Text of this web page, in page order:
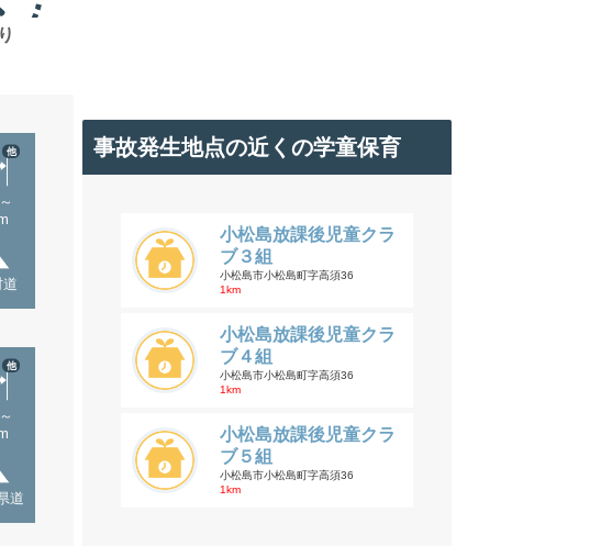
他
他
道
事故発生地点の近くの学童保育
小松島放課後児童クラ
ブ３組
小松島市小松島町字高須36
1km
小松島放課後児童クラ
ブ４組
小松島市小松島町字高須36
1km
小松島放課後児童クラ
ブ５組
小松島市小松島町字高須36
1km